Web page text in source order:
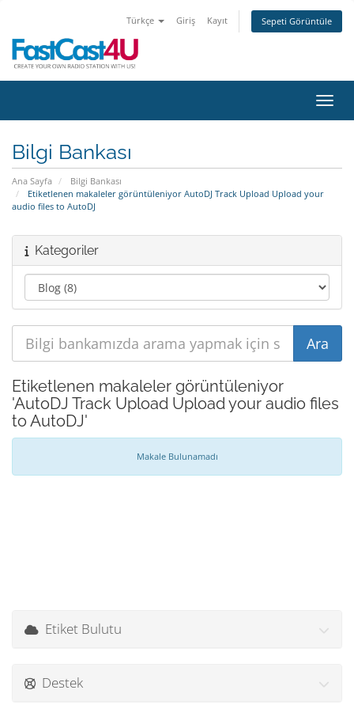
Türkçe Giriş Kayıt Sepeti Görüntüle
Bilgi Bankası
Ana Sayfa
Bilgi Bankası
Etiketlenen makaleler görüntüleniyor AutoDJ Track Upload Upload your
audio files to AutoDJ
Kategoriler
Etiketlenen makaleler görüntüleniyor
'AutoDJ Track Upload Upload your audio files
to AutoDJ'
Makale Bulunamadı
Etiket Bulutu
Destek